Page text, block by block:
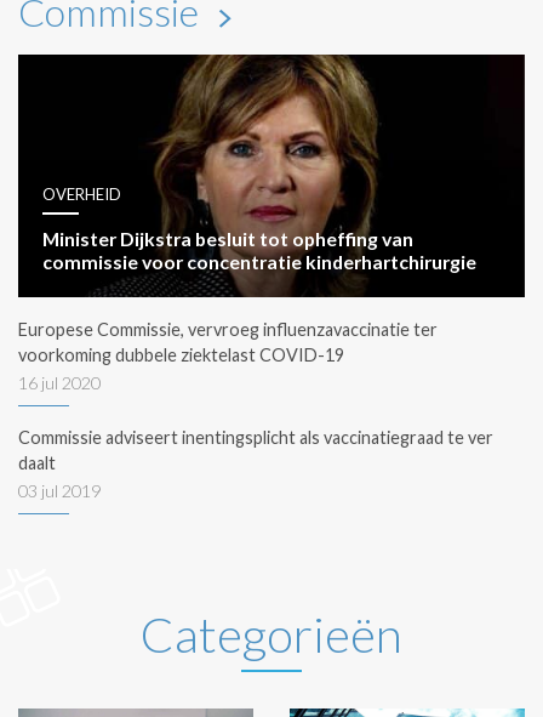
Commissie
OVERHEID
Minister Dijkstra besluit tot opheffing van
commissie voor concentratie kinderhartchirurgie
Europese Commissie, vervroeg influenzavaccinatie ter
voorkoming dubbele ziektelast COVID-19
16 jul 2020
Commissie adviseert inentingsplicht als vaccinatiegraad te ver
daalt
03 jul 2019
Categorieën